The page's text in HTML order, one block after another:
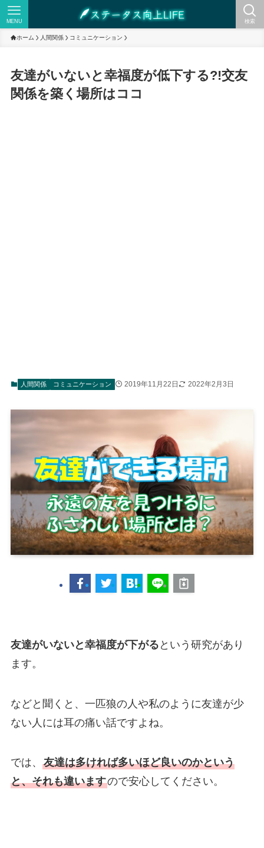
検索
MENU
ホーム 人間関係 コミュニケーション
友達がいないと幸福度が低下する?!交友
関係を築く場所はココ
人間関係 コミュニケーション 2019年11月22日 2022年2月3日
友達がいないと幸福度が下がる という研究があり
ます。
などと聞くと、一匹狼の人や私のように友達が少
ない人には耳の痛い話ですよね。
では、 友達は多ければ多いほど良いのかという
と、それも違いますので安心してください。